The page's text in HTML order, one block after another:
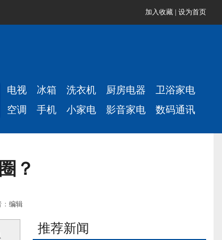
加入收藏 设为首页
电视 冰箱 洗衣机 厨房电器
卫浴家电
空调
手机 小家电 影音家电 数码通讯
？
编辑
推荐新闻